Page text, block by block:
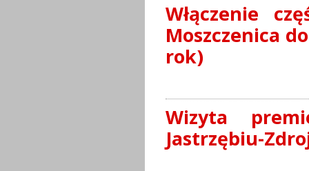
Włączenie
Moszczenica
rok)
Wizyta
Jastrzębiu-